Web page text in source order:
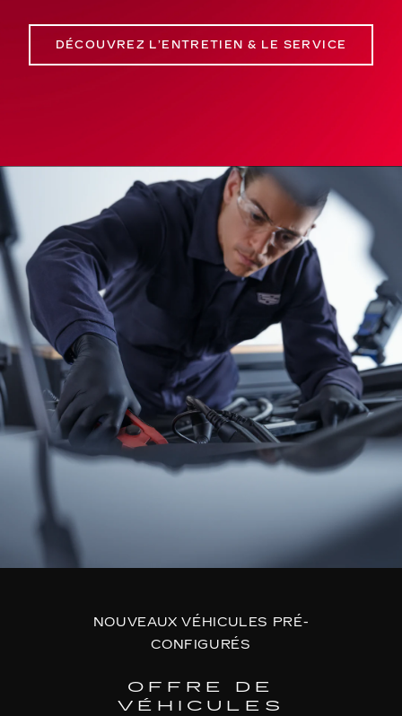
DÉCOUVREZ L’ENTRETIEN & LE SERVICE
NOUVEAUX VÉHICULES PRÉ-
CONFIGURÉS
OFFRE DE
VÉHICULES